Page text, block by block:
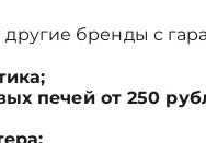
другие бренды с
печей от 250